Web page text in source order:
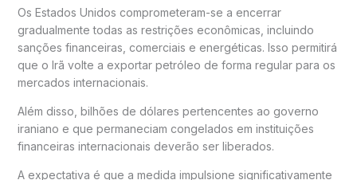
Os Estados Unidos comprometeram-se a encerrar
gradualmente todas as restrições econômicas, incluindo
sanções financeiras, comerciais e energéticas. Isso permitirá
que o Irã volte a exportar petróleo de forma regular para os
mercados internacionais.
Além disso, bilhões de dólares pertencentes ao governo
iraniano e que permaneciam congelados em instituições
financeiras internacionais deverão ser liberados.
A expectativa é que a medida impulsione significativamente